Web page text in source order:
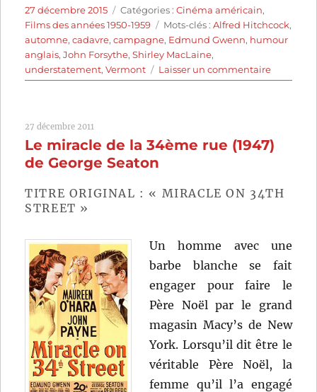
Publié
le
27 décembre 2015 Catégories
Catégories :Cinéma américain,
Films des années 1950-1959
Étiquettes
Mots-clés :Alfred Hitchcock,
automne,cadavre,campagne, Edmund Gwenn, humour
anglais,John Forsythe,Shirley MacLaine,
understatement,Vermont Laisser un commentairesur
Mais
Harry?
Alfred
27 décembre 2011
Le miracle de la 34ème rue (1947)
de George Seaton
TITRE ORIGINAL : « MIRACLE ON 34TH
STREET »
Un homme avec une
barbe blanche se fait
engager pour faire le
Père Noël par le grand
magasin Macy’s de New
York. Lorsqu’il dit être le
véritable Père Noël, la
femme qu’il l’a engagé